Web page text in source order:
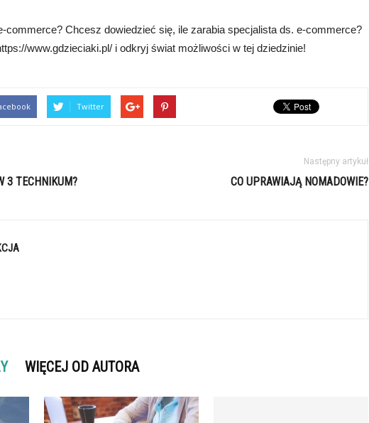
commerce? Chcesz dowiedzieć się, ile zarabia specjalista ds. e-commerce?
www.gdzieciaki.pl/ i odkryj świat możliwości w tej dziedzinie!
Twitter
3 TECHNIKUM?
Następny artykuł
CO UPRAWIAJĄ NOMADOWIE?
WIĘCEJ OD AUTORA